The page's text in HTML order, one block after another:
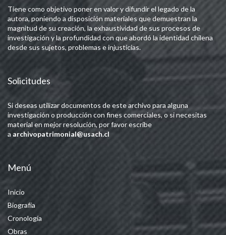
Tiene como objetivo poner en valor y difundir el legado de la
autora, poniendo a disposición materiales que demuestran la
magnitud de su creación, la exhaustividad de sus procesos de
investigación y la profundidad con que abordó la identidad chilena
desde sus sujetos, problemas e injusticias.
Solicitudes
Si deseas utilizar documentos de este archivo para alguna
investigación o producción con fines comerciales, o si necesitas
material en mejor resolución, por favor escribe
a archivopatrimonial@usach.cl
Menú
Inicio
Biografía
Cronología
Obras